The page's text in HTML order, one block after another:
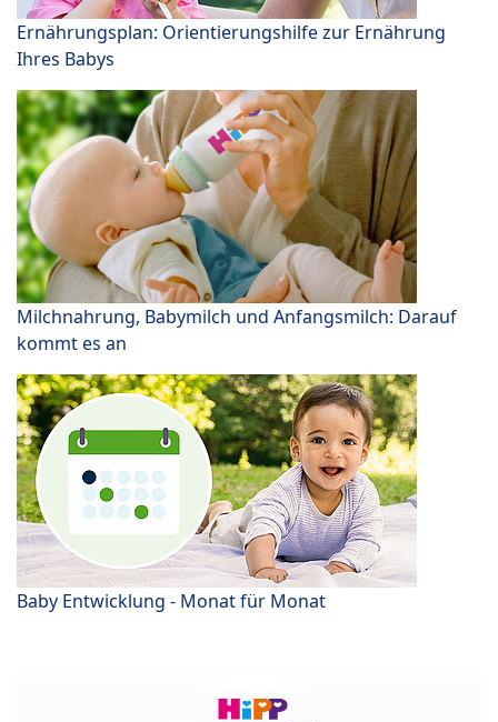
Ernährungsplan: Orientierungshilfe zur Ernährung
Ihres Babys
Milchnahrung, Babymilch und Anfangsmilch: Darauf
kommt es an
Baby Entwicklung - Monat für Monat